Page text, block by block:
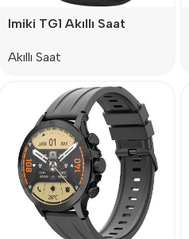
Imiki TG1 Akıllı Saat
Akıllı Saat